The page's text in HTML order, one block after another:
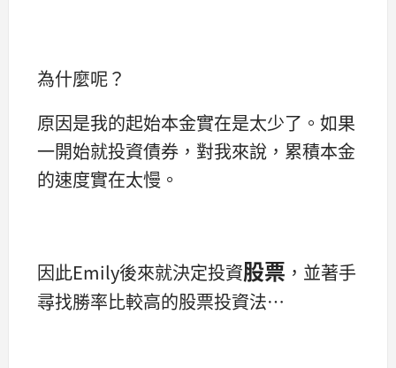
為什麼呢？
原因是我的起始本金實在是太少了。如果
一開始就投資債券，對我來說，累積本金
的速度實在太慢。
因此Emily後來就決定投資股票 ，並著手
尋找勝率比較高的股票投資法…